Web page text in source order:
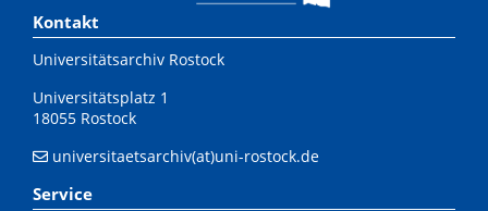
Kontakt
Universitätsarchiv Rostock
Universitätsplatz 1
18055 Rostock
universitaetsarchiv(at)uni-rostock.de
Service